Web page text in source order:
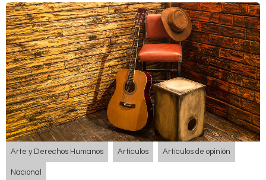
Arte y Derechos Humanos Artículos Artículos de opinión
Nacional